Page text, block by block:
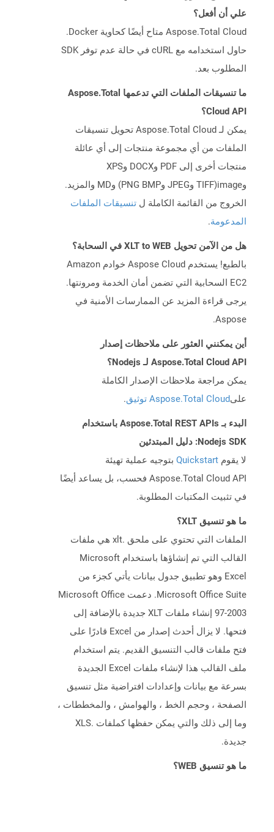
علي أن أفعل؟
Aspose.Total Cloud متاح أيضًا كحاوية Docker.
حاول استخدامه مع cURL في حالة عدم توفر SDK
المطلوب بعد.
ما تنسيقات الملفات التي تدعمها Aspose.Total
Cloud API؟
يمكن لـ Aspose.Total Cloud تحويل تنسيقات
الملفات من أي مجموعة منتجات إلى أي عائلة
منتجات أخرى إلى PDF وDOCX وXPS
وimage(TIFF وJPEG وPNG BMP) وMD والمزيد.
الخروج من القائمة الكاملة ل تنسيقات الملفات
المدعومة.
هل من الآمن تحويل XLT to WEB في السحابة؟
بالطبع! يستخدم Aspose Cloud خوادم Amazon
EC2 السحابية التي تضمن أمان الخدمة ومرونتها.
يرجى قراءة المزيد عن الممارسات الأمنية في
Aspose.
أين يمكنني العثور على ملاحظات إصدار
Aspose.Total Cloud API لـ Nodejs؟
يمكن مراجعة ملاحظات الإصدار الكاملة
علىAspose.Total Cloud توثيق .
البدء بـ Aspose.Total REST APIs باستخدام
Nodejs SDK: دليل المبتدئين
لا يقوم Quickstart بتوجيه عملية تهيئة
Aspose.Total Cloud API فحسب، بل يساعد أيضًا
في تثبيت المكتبات المطلوبة.
ما هو تنسيق XLT؟
الملفات التي تحتوي على ملحق .xlt هي ملفات
القالب التي تم إنشاؤها باستخدام Microsoft
Excel وهو تطبيق جدول بيانات يأتي كجزء من
Microsoft Office Suite. دعمت Microsoft Office
97-2003 إنشاء ملفات XLT جديدة بالإضافة إلى
فتحها. لا يزال أحدث إصدار من Excel قادرًا على
فتح ملفات قالب التنسيق القديم. يتم استخدام
ملف القالب هذا لإنشاء ملفات Excel الجديدة
بسرعة مع بيانات وإعدادات افتراضية مثل تنسيق
الصفحة ، وحجم الخط ، والهوامش ، والمخططات ،
وما إلى ذلك والتي يمكن حفظها كملفات .XLS
جديدة.
ما هو تنسيق WEB؟